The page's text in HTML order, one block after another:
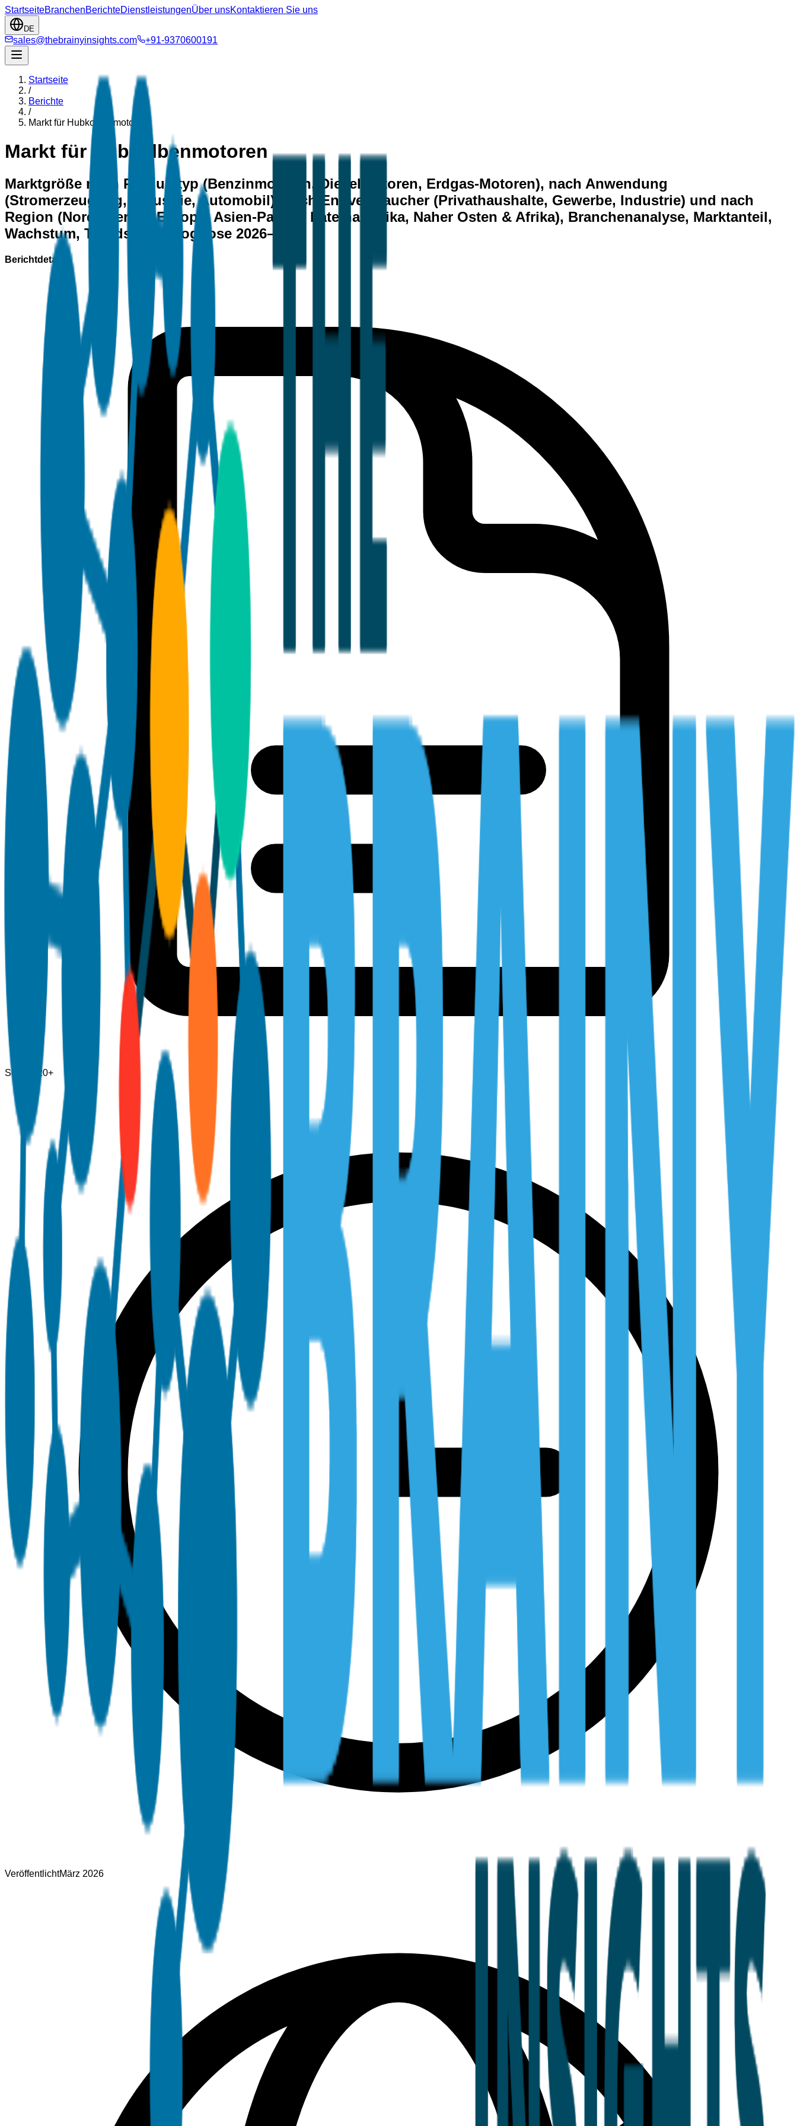
StartseiteBranchenBerichteDienstleistungenÜber unsKontaktieren Sie uns
DE
sales@thebrainyinsights.com +91-9370600191
Startseite
/
Berichte
/
Markt für Hubkolbenmotoren
Markt für Hubkolbenmotoren
Marktgröße nach Produkttyp (Benzinmotoren, Dieselmotoren, Erdgas-Motoren), nach Anwendung
(Stromerzeugung, Industrie, Automobil), nach Endverbraucher (Privathaushalte, Gewerbe, Industrie) und nach
Region (Nordamerika, Europa, Asien-Pazifik, Lateinamerika, Naher Osten & Afrika), Branchenanalyse, Marktanteil,
Wachstum, Trends und Prognose 2026–2035
Berichtdetails
Seiten 120+
VeröffentlichtMärz 2026